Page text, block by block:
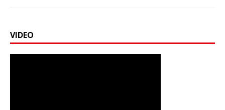
VIDEO